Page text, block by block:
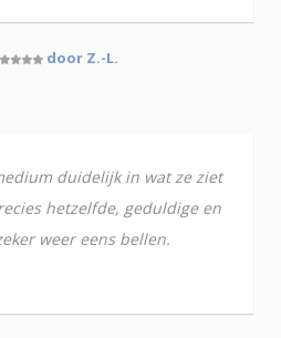
door Z.-L.
duidelijk in wat ze ziet
hetzelfde, geduldige en
weer eens bellen.